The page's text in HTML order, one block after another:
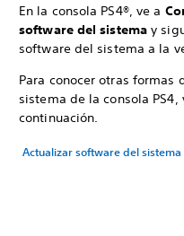
En la consola PS4®, ve a
software del sistema y
software del sistema a la
Para conocer otras formas
sistema de la consola
continuación.
Actualizar software del sistema